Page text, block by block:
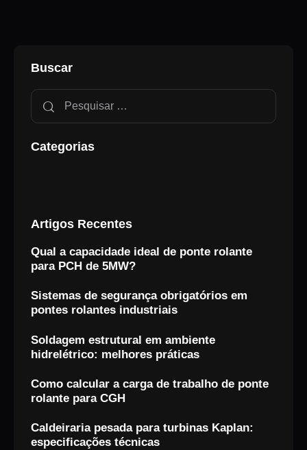
Buscar
Categorias
Artigos Recentes
Qual a capacidade ideal de ponte rolante
para PCH de 5MW?
Sistemas de segurança obrigatórios em
pontes rolantes industriais
Soldagem estrutural em ambiente
hidrelétrico: melhores práticas
Como calcular a carga de trabalho de ponte
rolante para CGH
Caldeiraria pesada para turbinas Kaplan:
especificações técnicas